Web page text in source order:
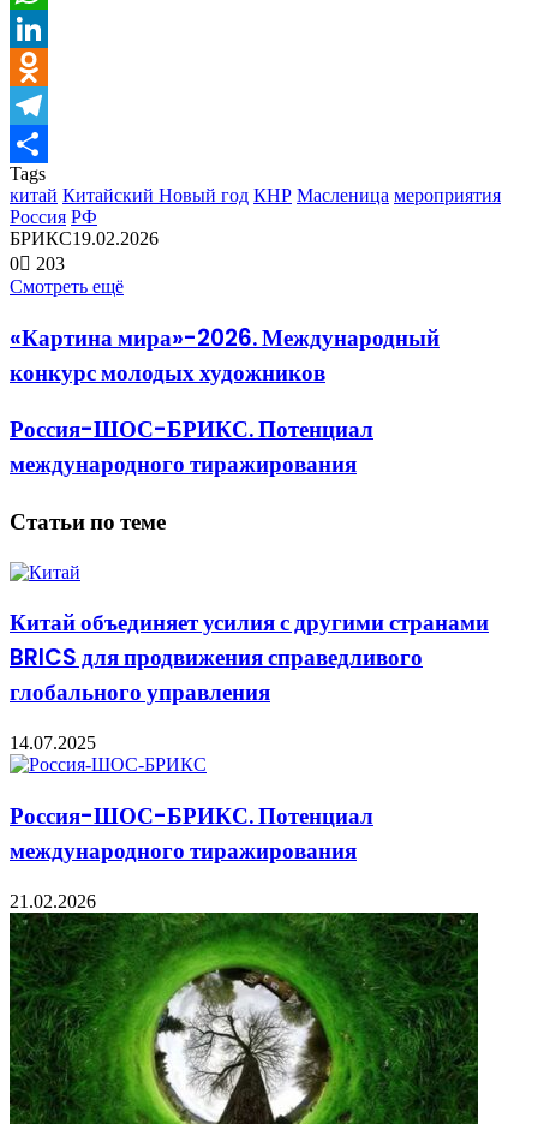
WhatsApp
LinkedIn
Odnoklassniki
Telegram
Отправить
Tags
китай Китайский Новый год КНР Масленица мероприятия
Россия РФ
БРИКС19.02.2026
0
203
Смотреть ещё
«Картина мира»-2026. Международный
конкурс молодых художников
Россия-ШОС-БРИКС. Потенциал
международного тиражирования
Статьи по теме
Китай объединяет усилия с другими странами
BRICS для продвижения справедливого
глобального управления
14.07.2025
Россия-ШОС-БРИКС. Потенциал
международного тиражирования
21.02.2026